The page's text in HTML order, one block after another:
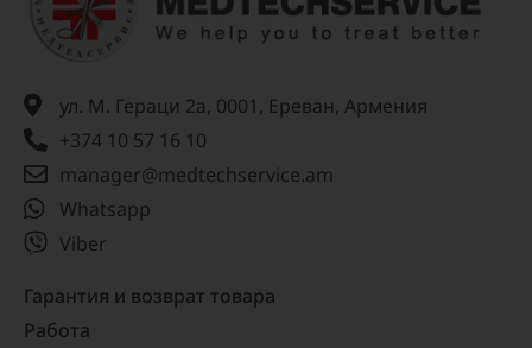
ул. М. Гераци 2а, 0001, Ереван, Армения
+374 10 57 16 10
manager@medtechservice.am
Whatsapp
Viber
Гарантия и возврат товара
Работа